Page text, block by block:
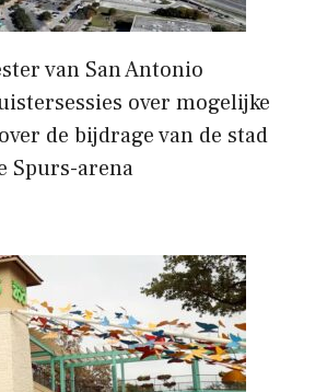
van San Antonio
over mogelijke
de bijdrage van de stad
Spurs-arena